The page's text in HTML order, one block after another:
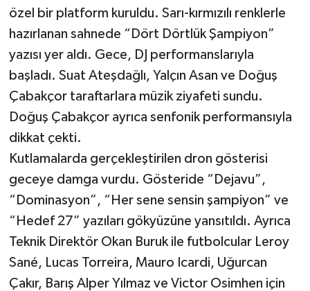
özel bir platform kuruldu. Sarı-kırmızılı renklerle
hazırlanan sahnede “Dört Dörtlük Şampiyon”
yazısı yer aldı. Gece, DJ performanslarıyla
başladı. Suat Ateşdağlı, Yalçın Asan ve Doğuş
Çabakçor taraftarlara müzik ziyafeti sundu.
Doğuş Çabakçor ayrıca senfonik performansıyla
dikkat çekti.
Kutlamalarda gerçekleştirilen dron gösterisi
geceye damga vurdu. Gösteride “Dejavu”,
“Dominasyon”, “Her sene sensin şampiyon” ve
“Hedef 27” yazıları gökyüzüne yansıtıldı. Ayrıca
Teknik Direktör Okan Buruk ile futbolcular Leroy
Sané, Lucas Torreira, Mauro Icardi, Uğurcan
Çakır, Barış Alper Yılmaz ve Victor Osimhen için